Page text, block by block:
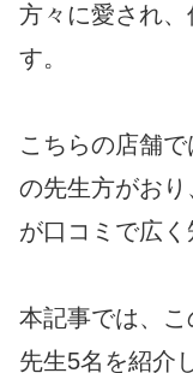
方々に愛され
す。
こちらの店舗
の先生方がお
が口コミで広く
本記事では、
先生5名を紹介